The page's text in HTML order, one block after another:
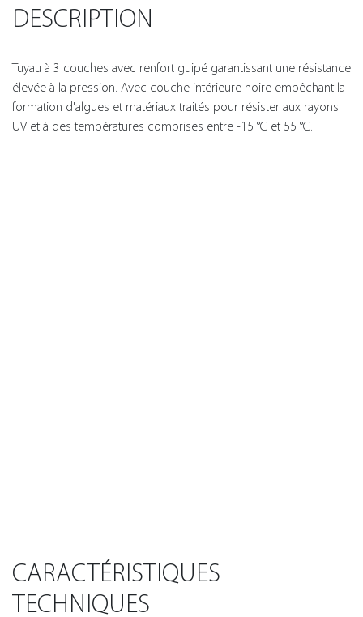
DESCRIPTION
Tuyau à 3 couches avec renfort guipé garantissant une résistance
élevée à la pression. Avec couche intérieure noire empêchant la
formation d'algues et matériaux traités pour résister aux rayons
UV et à des températures comprises entre -15 °C et 55 °C.
CARACTÉRISTIQUES
TECHNIQUES